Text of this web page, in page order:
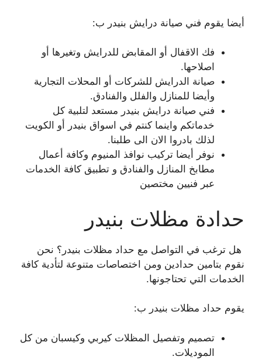
أيضا يقوم فني صيانة درايش بنيدر ب:
فك الاقفال أو المقابض للدرايش وتغيرها أو
اصلاحها.
صيانة الدرايش للشركات أو المحلات التجارية
وأيضا للمنازل والفلل والفنادق.
فني صيانة درايش بنيدر مستعد لتلبية كل
خدماتكم واينما كنتم في اسواق بنيدر أو الكويت
لذلك بادروا الان الى طلبنا.
نوفر أيضا تركيب نوافذ المنيوم وكافة أعمال
مطابخ المنازل والفنادق و تطبيق كافة الخدمات
عبر فنيين مختصين
حدادة مظلات بنيدر
هل ترغب في التواصل مع حداد مظلات بنيدر؟ نحن
نقوم بتامين حدادين ومن اختصاصات متنوعة لتأدية كافة
الخدمات التي تحتاجونها.
يقوم حداد مظلات بنيدر ب:
تصميم وتفصيل المظلات كيربي وكيسبان من كل
الموديلات.